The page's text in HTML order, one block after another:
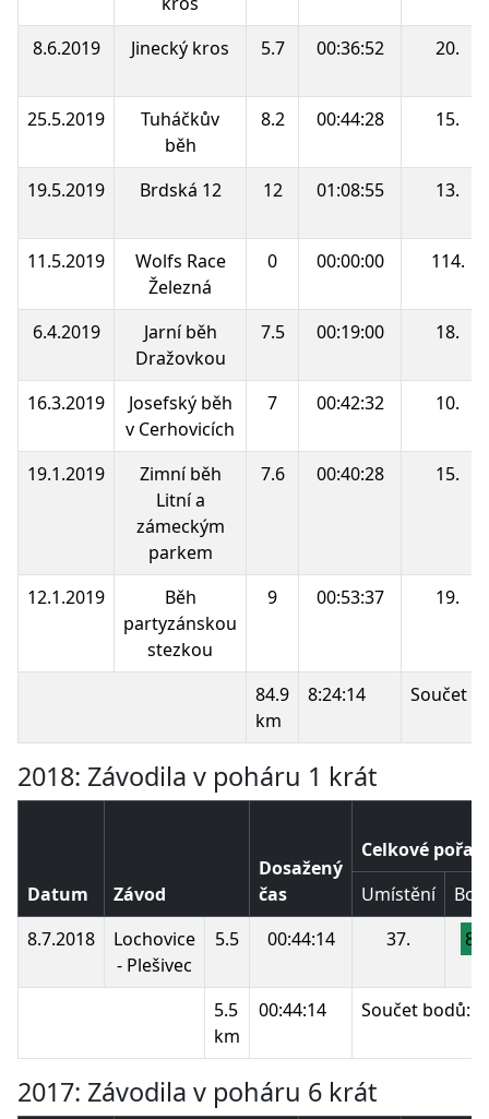
8.6.2019
Jinecký kros 5.7 00:36:52 20.
25.5.2019
Tuháčkův
běh
8.2 00:44:28 15.
19.5.2019 Brdská 12 12 01:08:55 13.
11.5.2019
Wolfs Race
Železná
0 00:00:00 114.
6.4.2019
Jarní běh
Dražovkou
7.5 00:19:00 18.
16.3.2019
Josefský běh
v Cerhovicích
7 00:42:32 10.
19.1.2019
Zimní běh
Litní a
zámeckým
parkem
7.6 00:40:28 15.
12.1.2019
Běh
partyzánskou
stezkou
9 00:53:37 19.
84.9
km
8:24:14 Součet
2018: Závodila v poháru 1 krát
Datum Závod
Dosažený
čas
Celkové pořadí
Umístění
8.7.2018
Lochovice
- Plešivec
5.5 00:44:14 37. 86
5.5
km
00:44:14 Součet bodů:
2017: Závodila v poháru 6 krát